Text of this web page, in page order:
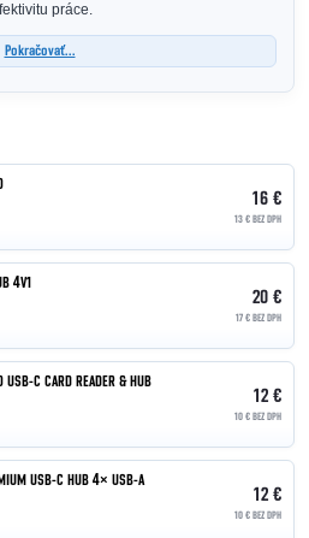
práce.
Pokračovať...
16 €
13 € BEZ DPH
4V1
20 €
17 € BEZ DPH
USB-C CARD READER & HUB
12 €
10 € BEZ DPH
USB-C HUB 4× USB-A
12 €
10 € BEZ DPH